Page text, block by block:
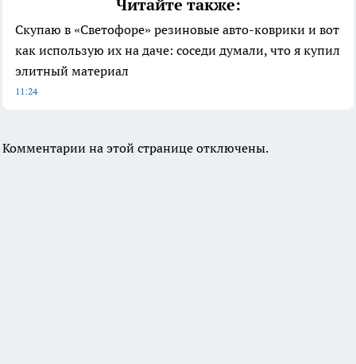
Читайте также:
Скупаю в «Светофоре» резиновые авто-коврики и вот
как использую их на даче: соседи думали, что я купил
элитный материал
11:24
Комментарии на этой странице отключены.